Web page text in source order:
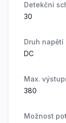
Detekční
30
Druh napětí
DC
Max.
380
Možnost